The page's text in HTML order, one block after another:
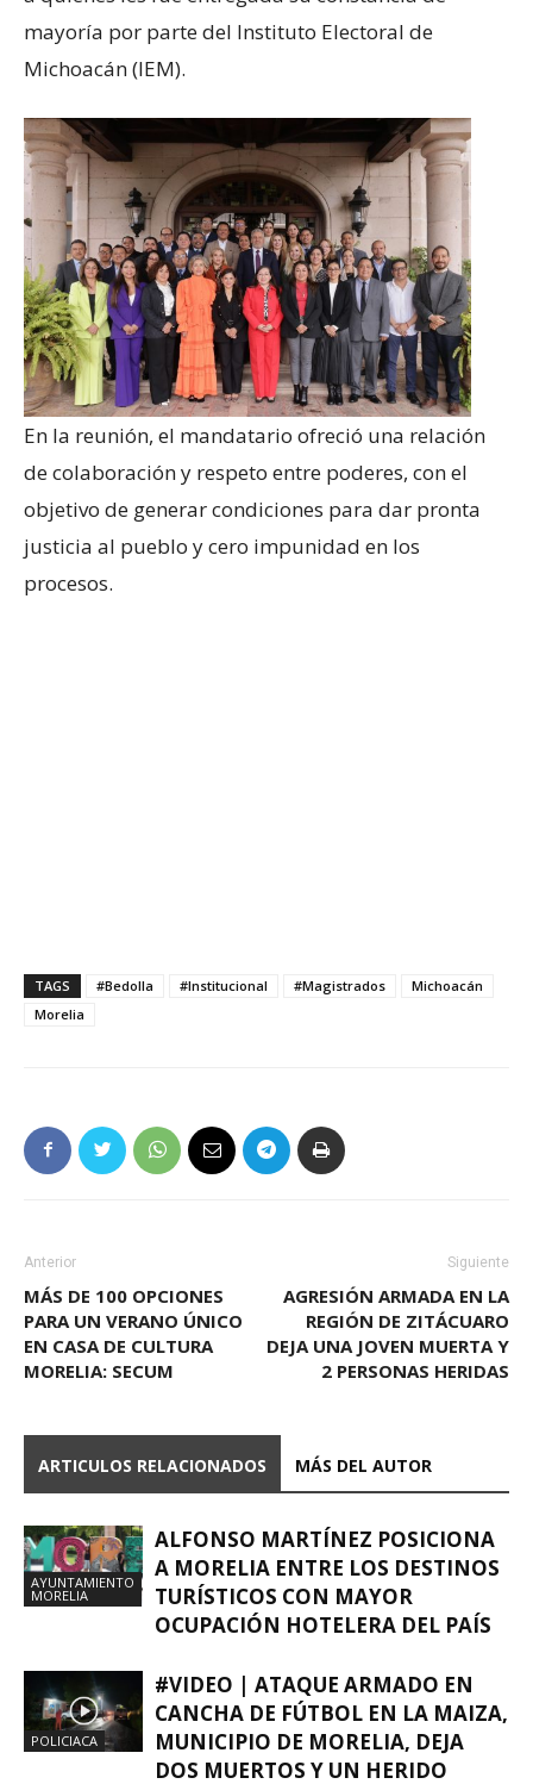
mayoría por parte del Instituto Electoral de
Michoacán (IEM).
En la reunión, el mandatario ofreció una relación
de colaboración y respeto entre poderes, con el
objetivo de generar condiciones para dar pronta
justicia al pueblo y cero impunidad en los
procesos.
TAGS #Bedolla #Institucional #Magistrados
Michoacán
Morelia
Anterior
MÁS DE 100 OPCIONES
PARA UN VERANO ÚNICO
EN CASA DE CULTURA
MORELIA: SECUM
Siguiente
AGRESIÓN ARMADA EN LA
REGIÓN DE ZITÁCUARO
DEJA UNA JOVEN MUERTA Y
2 PERSONAS HERIDAS
ARTICULOS RELACIONADOS MÁS DEL AUTOR
AYUNTAMIENTO
MORELIA
ALFONSO MARTÍNEZ POSICIONA
A MORELIA ENTRE LOS DESTINOS
TURÍSTICOS CON MAYOR
OCUPACIÓN HOTELERA DEL PAÍS
POLICIACA
#VIDEO | ATAQUE ARMADO EN
CANCHA DE FÚTBOL EN LA MAIZA,
MUNICIPIO DE MORELIA, DEJA
DOS MUERTOS Y UN HERIDO